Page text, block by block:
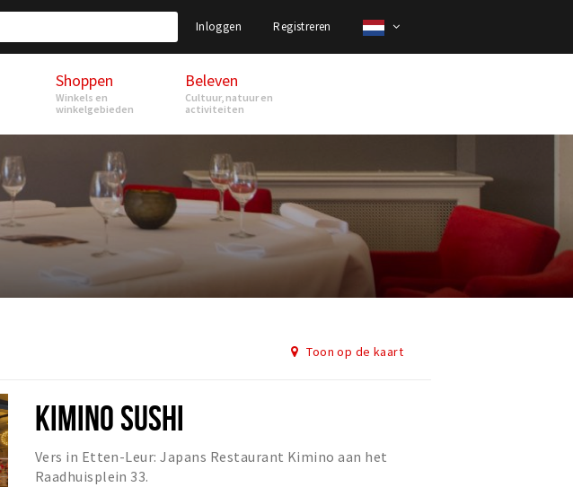
Inloggen Registreren
Shoppen
Winkels en
winkelgebieden
Beleven
Cultuur, natuur en
activiteiten
Toon op de kaart
KIMINO SUSHI
Vers in Etten-Leur: Japans Restaurant Kimino aan het
Raadhuisplein 33.